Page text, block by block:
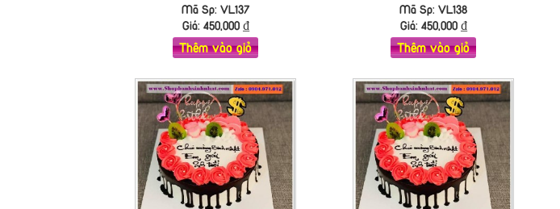
Mã Sp: VL137
Giá: 450,000₫
Thêm vào giỏ
Mã Sp: VL138
Giá: 450,000₫
Thêm vào giỏ